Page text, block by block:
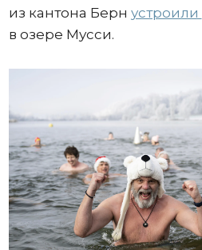
из кантона Берн устроили
в озере Мусси.